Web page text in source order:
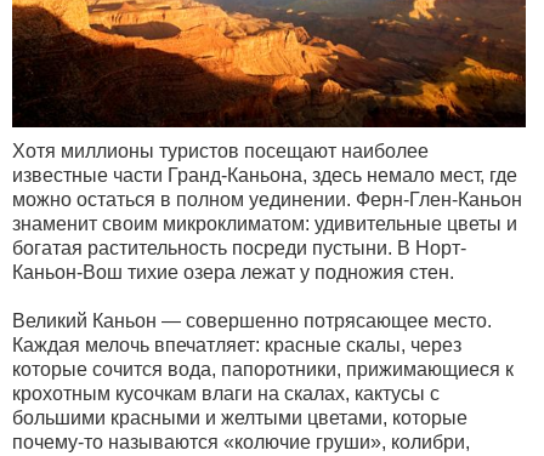
Хотя миллионы туристов посещают наиболее
известные части Гранд-Каньона, здесь немало мест, где
можно остаться в полном уединении. Ферн-Глен-Каньон
знаменит своим микроклиматом: удивительные цветы и
богатая растительность посреди пустыни. В Норт-
Каньон-Вош тихие озера лежат у подножия стен.
Великий Каньон — совершенно потрясающее место.
Каждая мелочь впечатляет: красные скалы, через
которые сочится вода, папоротники, прижимающиеся к
крохотным кусочкам влаги на скалах, кактусы с
большими красными и желтыми цветами, которые
почему-то называются «колючие груши», колибри,